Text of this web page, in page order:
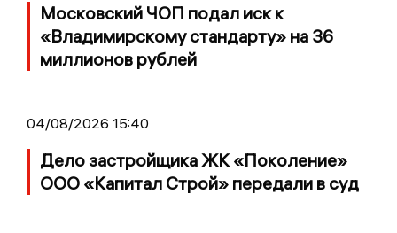
Московский ЧОП подал иск к
«Владимирскому стандарту» на 36
миллионов рублей
04/08/2026 15:40
Дело застройщика ЖК «Поколение»
ООО «Капитал Строй» передали в суд